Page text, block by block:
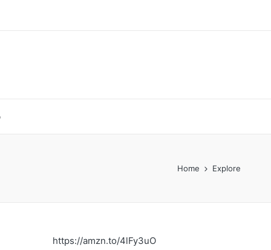
Home Explore
https://amzn.to/4lFy3uO